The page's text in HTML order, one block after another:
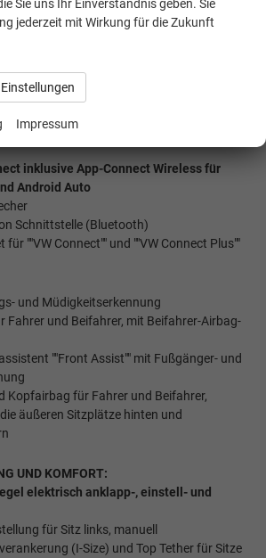
auf 5 Jahre / max. 200.000 Km
mit 26 cm (10,4"") Touch-
Typ-C Datenbuchse(n) mit erhöhter
inklusive App-Connect Wireless für
Android Auto
Schnittstelle (Bluetooth)
für ""VW Connect"" und ""VW Connect Plus""
und Müdigkeitserkennung
Fahrer und Beifahrer, mit Beifahrer-Airbag-
""Front Assist"" mit Fußgänger- und
Kopfairbag für Fahrer und Beifahrer,
äußeren Sitzplätze hinten und
UND KOMFORT:
elektrisch anklapp-, einstell- und
für Sitz links, manuell
(I-Size) und Top Tether für Sitze
Sie uns Ihr Einverständnis geben. Sie
jederzeit mit Wirkung für die Zukunft
Einstellungen
Impressum